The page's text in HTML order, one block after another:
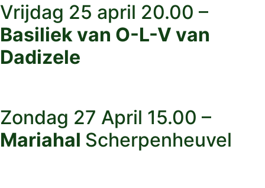
Vrijdag 25 april 20.00 –
Basiliek van O-L-V van
Dadizele
Zondag 27 April 15.00 –
Mariahal Scherpenheuvel